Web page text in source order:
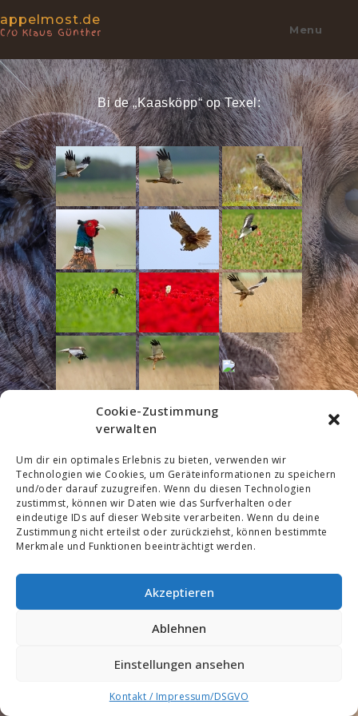
Cookie-Zustimmung
verwalten
Um dir ein optimales Erlebnis zu bieten, verwenden wir
Technologien wie Cookies, um Geräteinformationen zu speichern
und/oder darauf zuzugreifen. Wenn du diesen Technologien
zustimmst, können wir Daten wie das Surfverhalten oder
eindeutige IDs auf dieser Website verarbeiten. Wenn du deine
Zustimmung nicht erteilst oder zurückziehst, können bestimmte
Merkmale und Funktionen beeinträchtigt werden.
Akzeptieren
Ablehnen
Einstellungen ansehen
Kontakt / Impressum/DSGVO
appelmost.de
C/o Klaus Günther Menu
Bi de „Kaasköpp“ op Texel: